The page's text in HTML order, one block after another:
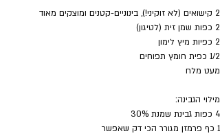
2 קישואים (לא זוקיני!), בינוניים-קטנים ומוצקים מאוד
2 כפות שמן זית (לטיגון)
2 כפיות מיץ לימון
1/2 כפית חומץ תפוחים
מעט מלח
מילוי הגבינה:
4 כפות גבינת שמנת 30%
1 כף פרמזן מגורר הכי דק שאפשר